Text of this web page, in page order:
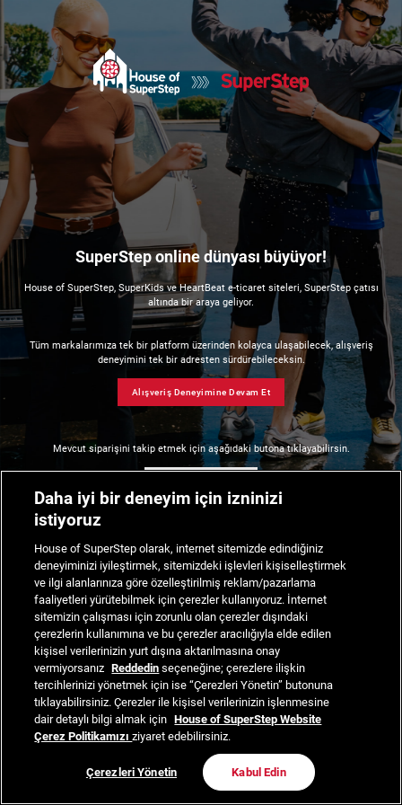
SuperStep online dünyası büyüyor!
House of SuperStep, SuperKids ve HeartBeat e-ticaret siteleri, SuperStep çatısı
altında bir araya geliyor.
Tüm markalarımıza tek bir platform üzerinden kolayca ulaşabilecek, alışveriş
deneyimini tek bir adresten sürdürebileceksin.
Alışveriş Deneyimine Devam Et
Mevcut siparişini takip etmek için aşağıdaki butona tıklayabilirsin.
Daha iyi bir deneyim için izninizi
istiyoruz
House of SuperStep olarak, internet sitemizde edindiğiniz
deneyiminizi iyileştirmek, sitemizdeki işlevleri kişiselleştirmek
ve ilgi alanlarınıza göre özelleştirilmiş reklam/pazarlama
faaliyetleri yürütebilmek için çerezler kullanıyoruz. İnternet
sitemizin çalışması için zorunlu olan çerezler dışındaki
çerezlerin kullanımına ve bu çerezler aracılığıyla elde edilen
kişisel verilerinizin yurt dışına aktarılmasına onay
vermiyorsanız Reddedin seçeneğine; çerezlere ilişkin
tercihlerinizi yönetmek için ise “Çerezleri Yönetin” butonuna
tıklayabilirsiniz. Çerezler ile kişisel verilerinizin işlenmesine
dair detaylı bilgi almak için House of SuperStep Website
Çerez Politikamızıziyaret edebilirsiniz.
Çerezleri Yönetin Kabul Edin